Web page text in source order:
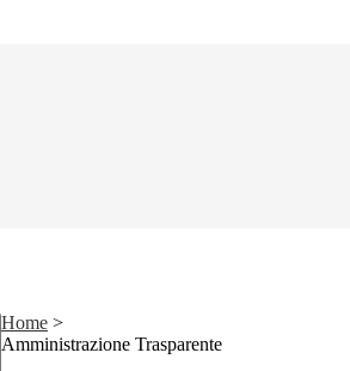
Home >
Amministrazione Trasparente